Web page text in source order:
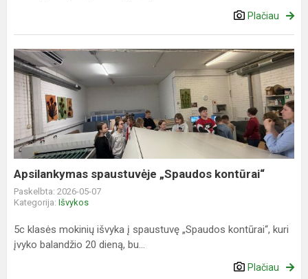
Plačiau
Apsilankymas
spaustuvėje
„Spaudos
kontūrai“
Apsilankymas spaustuvėje „Spaudos kontūrai“
Paskelbta: 2026-05-07
Kategorija: Išvykos
5c klasės mokinių išvyka į spaustuvę „Spaudos kontūrai“, kuri
įvyko balandžio 20 dieną, bu...
Plačiau